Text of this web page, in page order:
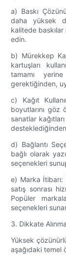
a) Baskı
daha yüksek
kalitede
edin.
b) Mürekkep
kartuşları
tamamı
gerektiğinden,
c) Kağıt
boyutlarını
sanatlar
d) Bağlantı
bağlı olarak
seçenekleri
e) Marka
satış sonrası
Popüler
seçenekleri
3. Dikkate
Yüksek
aşağıdaki temel